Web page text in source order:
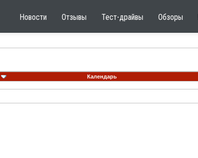
Новости Отзывы Тест-драйвы Обзоры
Календарь